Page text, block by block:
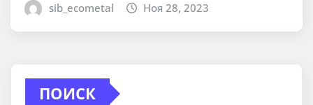
sib_ecometal Ноя 28, 2023
ПОИСК